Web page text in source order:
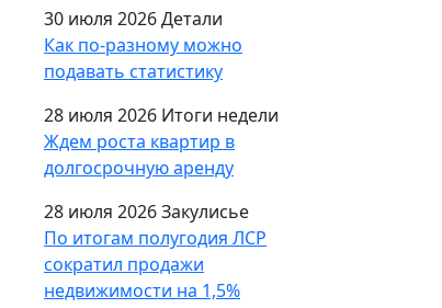
30 июля 2026Детали
Как по-разному можно
подавать статистику
28 июля 2026 Итоги недели
Ждем роста квартир в
долгосрочную аренду
28 июля 2026Закулисье
По итогам полугодия ЛСР
сократил продажи
недвижимости на 1,5%